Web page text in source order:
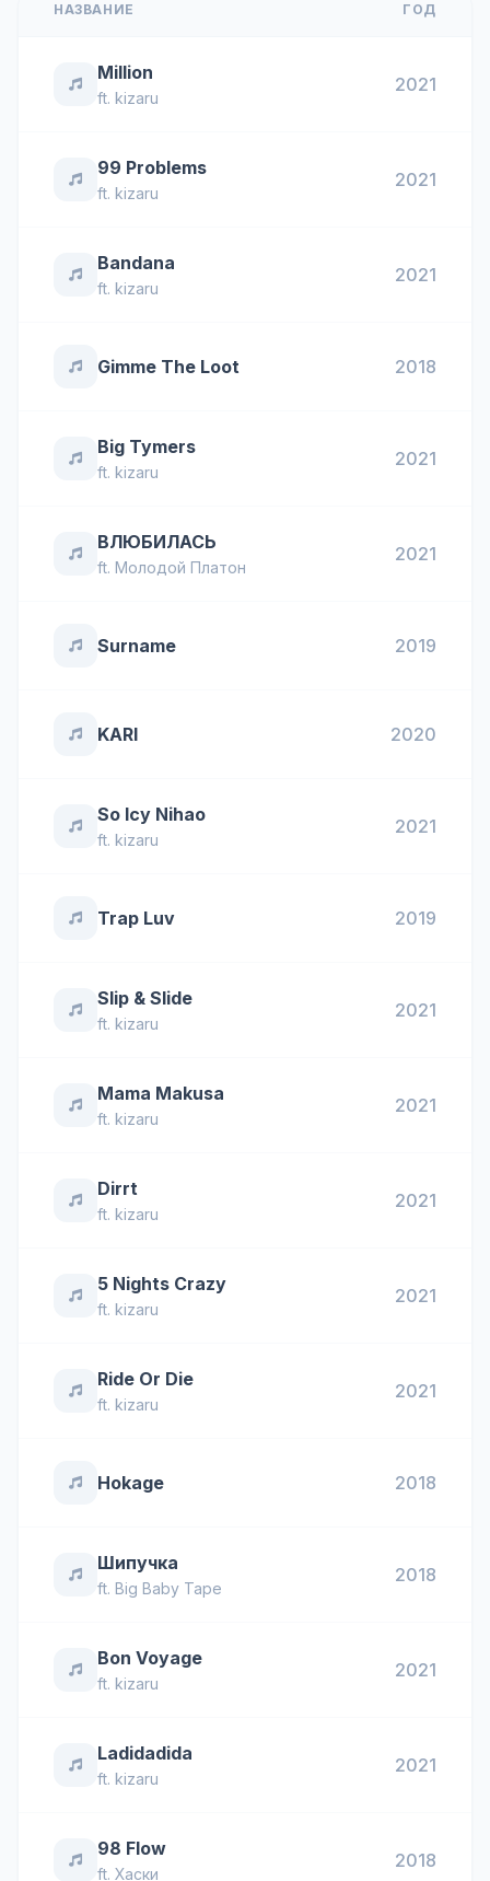
НАЗВАНИЕ ГОД
Million
ft. kizaru
2021
99 Problems
ft. kizaru
2021
Bandana
ft. kizaru
2021
Gimme The Loot 2018
Big Tymers
ft. kizaru
2021
ВЛЮБИЛАСЬ
ft. Молодой Платон
2021
Surname 2019
KARI 2020
So Icy Nihao
ft. kizaru
2021
Trap Luv 2019
Slip & Slide
ft. kizaru
2021
Mama Makusa
ft. kizaru
2021
Dirrt
ft. kizaru
2021
5 Nights Crazy
ft. kizaru
2021
Ride Or Die
ft. kizaru
2021
Hokage 2018
Шипучка
ft. Big Baby Tape
2018
Bon Voyage
ft. kizaru
2021
Ladidadida
ft. kizaru
2021
98 Flow
ft. Хаски
2018